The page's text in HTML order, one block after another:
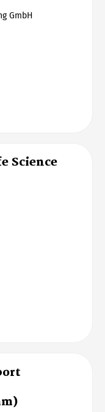
GmbH
Science